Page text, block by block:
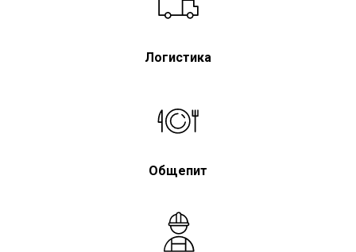
Логистика
Общепит